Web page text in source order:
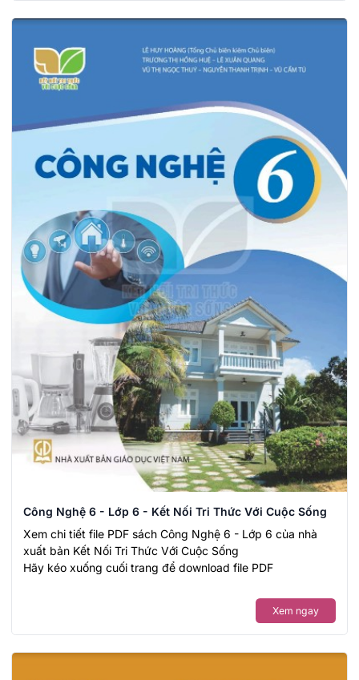
Công Nghệ 6 - Lớp 6 - Kết Nối Tri Thức Với Cuộc Sống
Xem chi tiết file PDF sách Công Nghệ 6 - Lớp 6 của nhà
xuất bản Kết Nối Tri Thức Với Cuộc Sống
Hãy kéo xuống cuối trang để download file PDF
Xem ngay